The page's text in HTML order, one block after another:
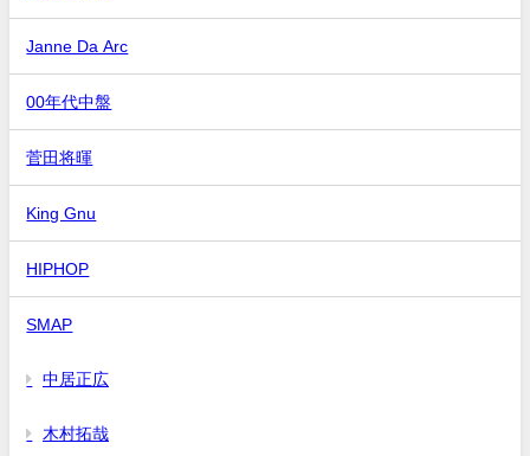
Janne Da Arc
00年代中盤
菅田将暉
King Gnu
HIPHOP
SMAP
中居正広
木村拓哉